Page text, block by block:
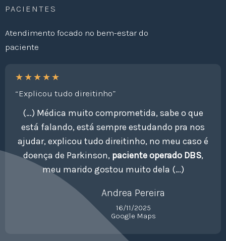
PACIENTES
Atendimento focado no bem-estar do
paciente
★★★★★
“Explicou tudo direitinho”
(…) Médica muito comprometida, sabe o que
está falando, está sempre estudando pra nos
ajudar, explicou tudo direitinho, no meu caso é
doença de Parkinson, paciente operado DBS,
meu marido gostou muito dela (…)
Andrea Pereira
16/11/2025
Google Maps